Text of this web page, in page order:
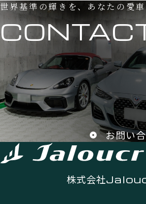
世界基準の輝きを、あなたの愛
お問い
株式会社